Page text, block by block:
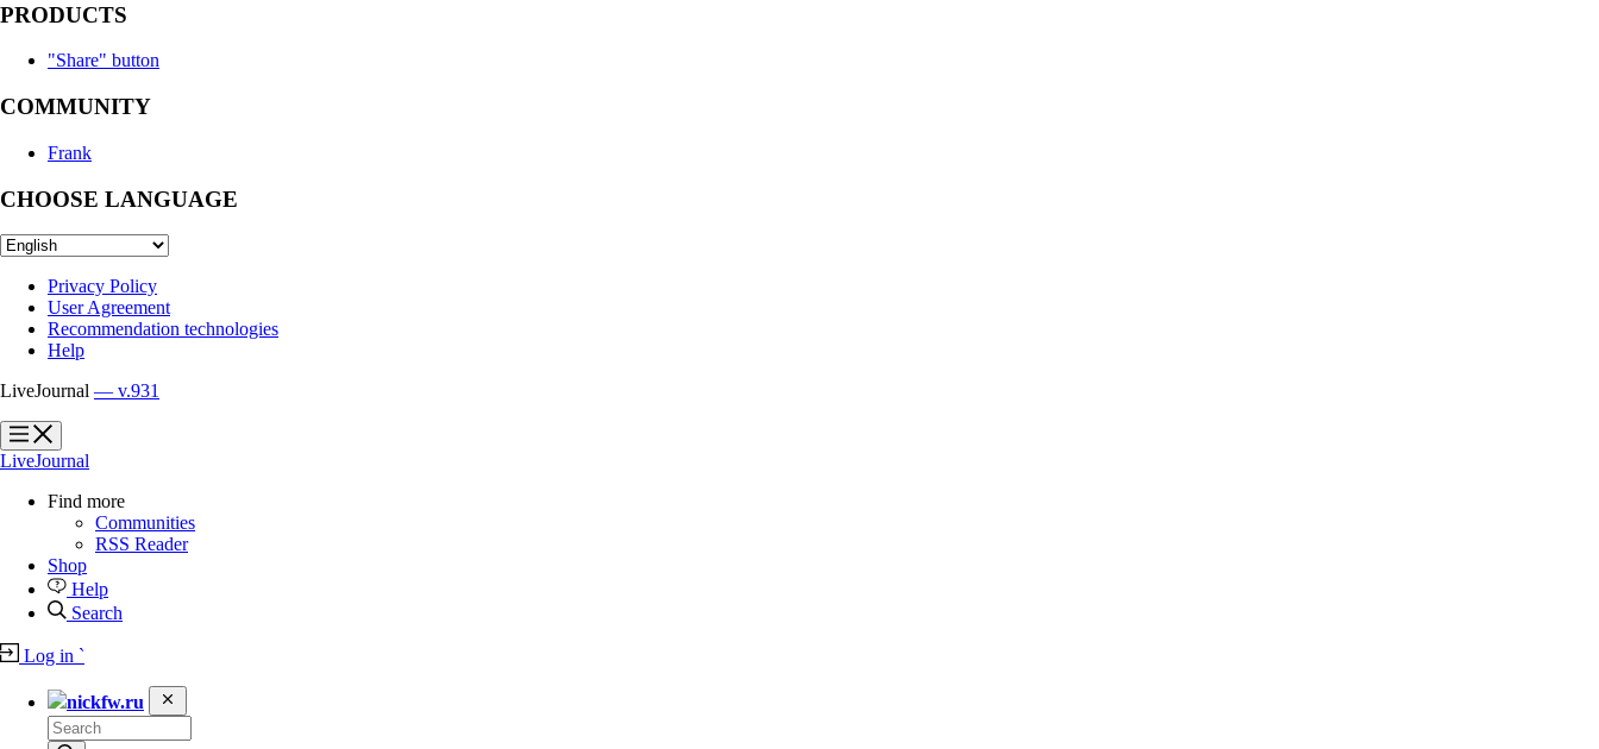
PRODUCTS
"Share" button
COMMUNITY
Frank
CHOOSE LANGUAGE
Privacy Policy
User Agreement
Recommendation technologies
Help
LiveJournal — v.931
?
?
LiveJournal
Find more
Communities
RSS Reader
Shop
Help
Search
Log in `
nickfw.ru